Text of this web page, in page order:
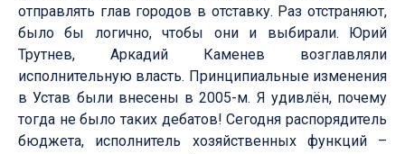
отправлять глав городов в отставку. Раз отстраняют,
было бы логично, чтобы они и выбирали. Юрий
Трутнев, Аркадий Каменев возглавляли
исполнительную власть. Принципиальные изменения
в Устав были внесены в 2005-м. Я удивлён, почему
тогда не было таких дебатов! Сегодня распорядитель
бюджета, исполнитель хозяйственных функций –